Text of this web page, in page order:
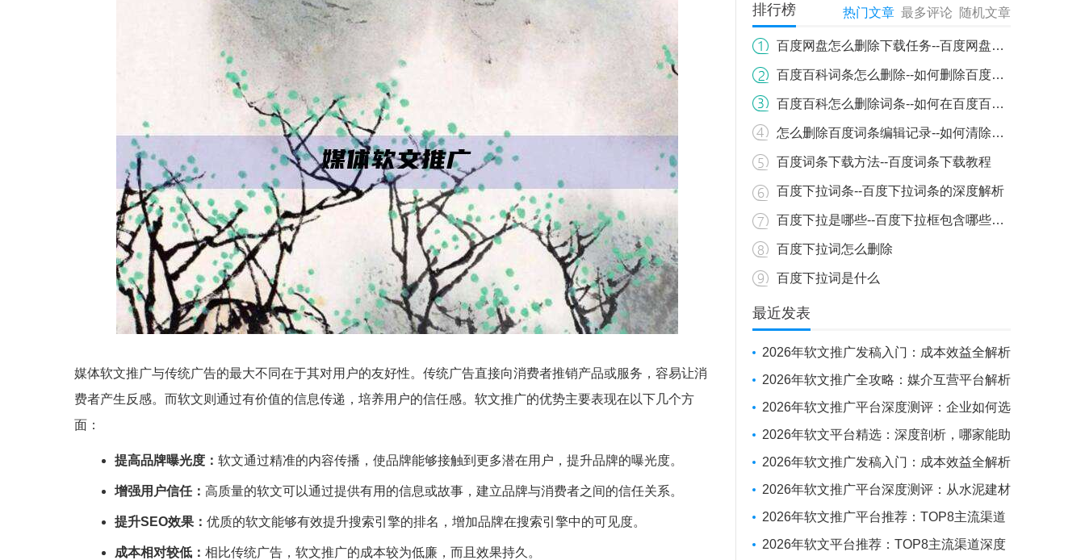
媒体软文推广与传统广告的最大不同在于其对用户的友好性。传统广告直接向消费者推销产品或服务，容易让消
费者产生反感。而软文则通过有价值的信息传递，培养用户的信任感。软文推广的优势主要表现在以下几个方
面：
提高品牌曝光度： 软文通过精准的内容传播，使品牌能够接触到更多潜在用户，提升品牌的曝光度。
增强用户信任： 高质量的软文可以通过提供有用的信息或故事，建立品牌与消费者之间的信任关系。
提升SEO效果： 优质的软文能够有效提升搜索引擎的排名，增加品牌在搜索引擎中的可见度。
成本相对较低： 相比传统广告，软文推广的成本较为低廉，而且效果持久。
排行榜 热门文章 最多评论 随机文章
百度网盘怎么删除下载任务--百度网盘下载任务如何删除？详细步骤教你轻松操作
百度百科词条怎么删除--如何删除百度百科词条？详细流程与注意事项
百度百科怎么删除词条--如何在百度百科上删除词条
怎么删除百度词条编辑记录--如何清除百度百科词条编辑历史记录
百度词条下载方法--百度词条下载教程
百度下拉词条--百度下拉词条的深度解析
百度下拉是哪些--百度下拉框包含哪些内容？
百度下拉词怎么删除
百度下拉词是什么
最近发表
2026年软文推广发稿入门：成本效益全解析
与新手操作指南
2026年软文推广全攻略：媒介互营平台解析
+避坑实战经验
2026年软文推广平台深度测评：企业如何选
对“伙伴”，实现品牌曝光与SEO优化的双重突
围
2026年软文平台精选：深度剖析，哪家能助
力企业抢占传播制高点？
2026年软文推广发稿入门：成本效益全解析
与新手操作指南
2026年软文推广平台深度测评：从水泥建材
投放到全球化布局，如何选择你的“媒体发稿
供应商”？
2026年软文推广平台推荐：TOP8主流渠道
深度测评
2026年软文平台推荐：TOP8主流渠道深度